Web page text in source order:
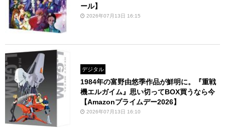
ール】
2026年07月13日 16:15
デジタル
1984年の富野由悠季作品が鮮明に。『重戦
機エルガイム』思い切ってBOX買うなら今
【Amazonプライムデー2026】
2026年07月13日 16:10